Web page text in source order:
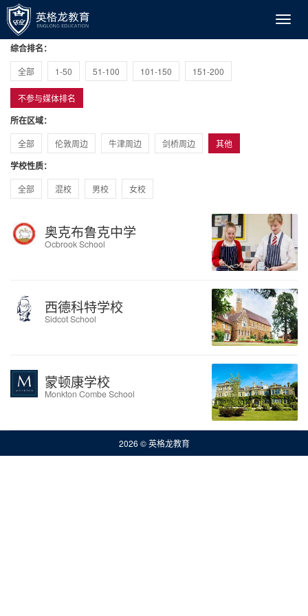
综合排名：
全部 1-50 51-100 101-150 151-200
不参与媒体排名
所在区域：
全部 伦敦周边 牛津周边 剑桥周边 其他
学校性质：
全部 混校 男校 女校
奥克布鲁克中学
Ocbrook School
西德科特学校
Sidcot School
蒙顿康学校
Monkton Combe School
2026 © 英格龙教育